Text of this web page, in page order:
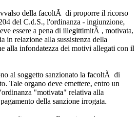
della facoltÃ di proporre il ricorso
del C.d.S., l'ordinanza - ingiunzione,
essere a pena di illegittimitÃ , motivata,
in relazione alla sussistenza della
alla infondatezza dei motivi allegati con il
al soggetto sanzionato la facoltÃ di
Tale organo deve emettere, entro un
"motivata" relativa alla
della sanzione irrogata.